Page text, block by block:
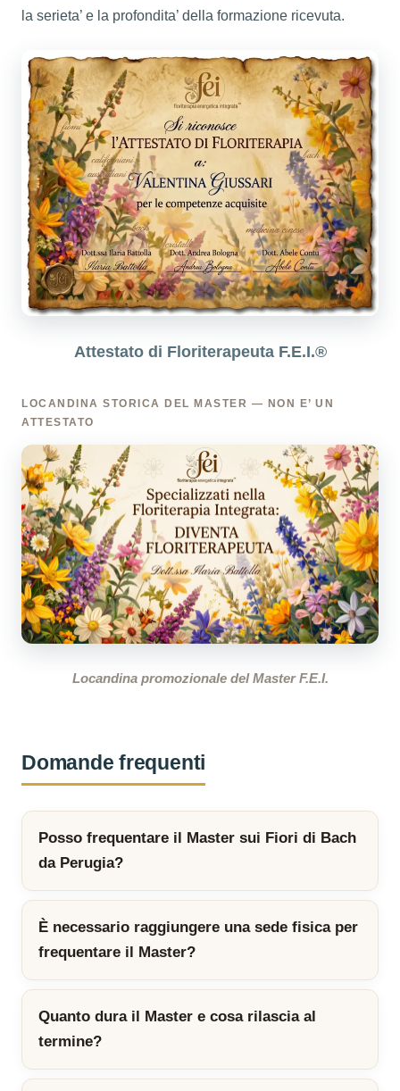
la serieta’ e la profondita’ della formazione ricevuta.
Attestato di Floriterapeuta F.E.I.®
LOCANDINA STORICA DEL MASTER — NON E’ UN
ATTESTATO
Locandina promozionale del Master F.E.I.
Domande frequenti
Posso frequentare il Master sui Fiori di Bach
da Perugia?
È necessario raggiungere una sede fisica per
frequentare il Master?
Quanto dura il Master e cosa rilascia al
termine?